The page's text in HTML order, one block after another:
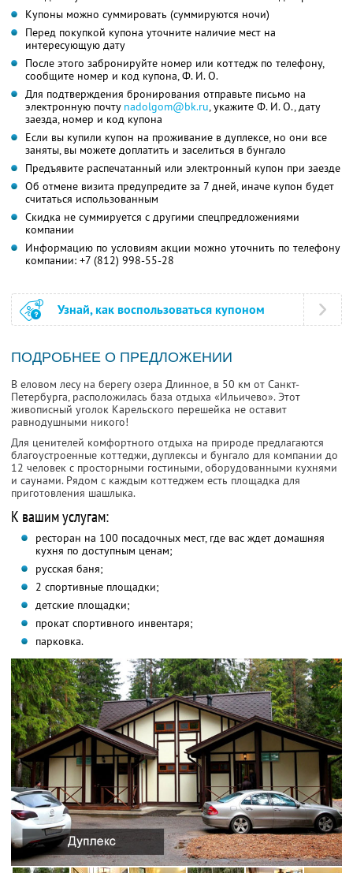
Купоны можно суммировать (суммируются ночи)
Перед покупкой купона уточните наличие мест на
интересующую дату
После этого забронируйте номер или коттедж по телефону,
сообщите номер и код купона,Ф. И. О.
Для подтверждения бронирования отправьте письмо на
электронную почту nadolgom@bk.ru,укажите Ф. И. О.,дату
заезда, номер и код купона
Если вы купили купон на проживание в дуплексе, но они все
заняты, вы можете доплатить и заселиться в бунгало
Предъявите распечатанный или электронный купон при заезде
Об отмене визита предупредите за 7 дней, иначе купон будет
считаться использованным
Скидка не суммируется с другими спецпредложениями
компании
Информацию по условиям акции можно уточнить по телефону
компании: +7 (812) 998-55-28
Узнай, как воспользоваться купоном
ПОДРОБНЕЕ О ПРЕДЛОЖЕНИИ
В еловом лесу на берегу озера Длинное, в 50 км от Санкт-
Петербурга, расположилась база отдыха «Ильичево». Этот
живописный уголок Карельского перешейка не оставит
равнодушными никого!
Для ценителей комфортного отдыха на природе предлагаются
благоустроенные коттеджи, дуплексы и бунгало для компании до
12 человек с просторными гостиными, оборудованными кухнями
и саунами. Рядом с каждым коттеджем есть площадка для
приготовления шашлыка.
К вашим услугам:
ресторан на 100 посадочных мест, где вас ждет домашняя
кухня по доступным ценам;
русская баня;
2 спортивные площадки;
детские площадки;
прокат спортивного инвентаря;
парковка.